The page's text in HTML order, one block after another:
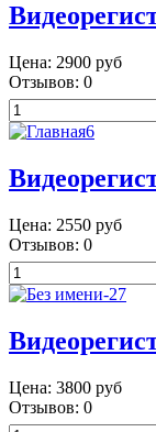
Цена: 2900 руб
Отзывов: 0
Цена: 2550 руб
Отзывов: 0
Цена: 3800 руб
Отзывов: 0